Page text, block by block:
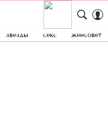
звезды секс женсовет